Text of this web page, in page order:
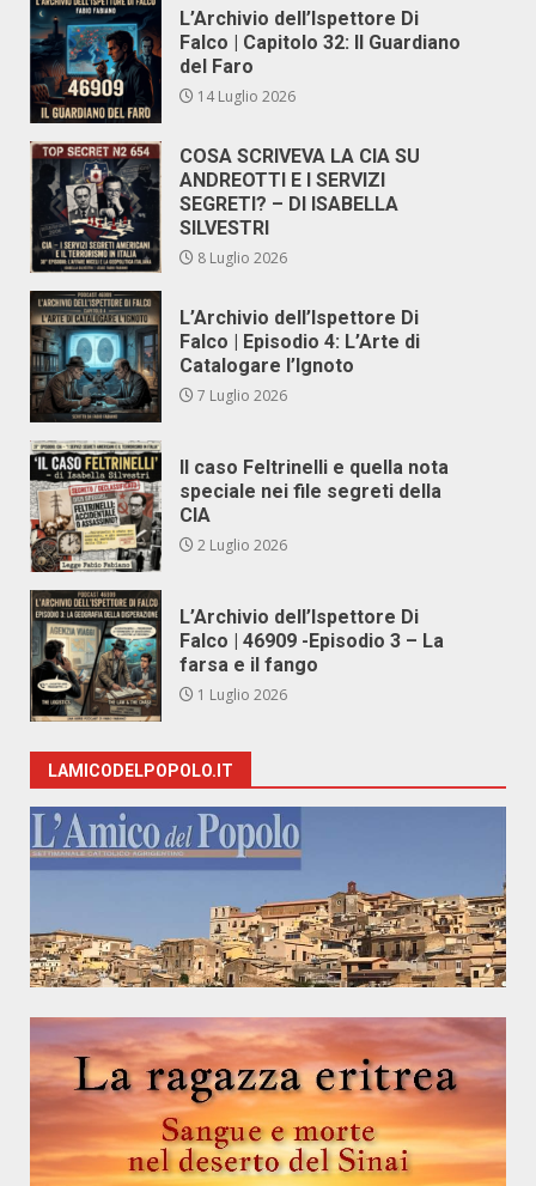
L’Archivio dell’Ispettore Di
Falco | Capitolo 32: Il Guardiano
del Faro
14 Luglio 2026
COSA SCRIVEVA LA CIA SU
ANDREOTTI E I SERVIZI
SEGRETI? – DI ISABELLA
SILVESTRI
8 Luglio 2026
L’Archivio dell’Ispettore Di
Falco | Episodio 4: L’Arte di
Catalogare l’Ignoto
7 Luglio 2026
Il caso Feltrinelli e quella nota
speciale nei file segreti della
CIA
2 Luglio 2026
L’Archivio dell’Ispettore Di
Falco | 46909 -Episodio 3 – La
farsa e il fango
1 Luglio 2026
LAMICODELPOPOLO.IT